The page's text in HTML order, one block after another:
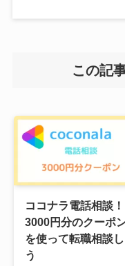
この記
ココナラ電話相談！
3000円分のクーポ
を使って転職相談し
う